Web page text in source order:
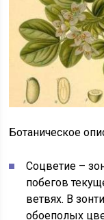
Ботаническое
Соцветие –
побегов
ветвях. В
обоеполых